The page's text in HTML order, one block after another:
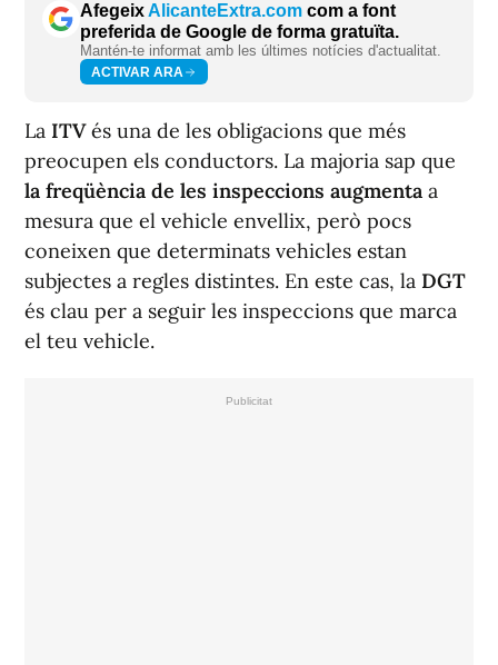
AfegeixAlicanteExtra.com com a font
preferida de Google de forma gratuïta.
Mantén-te informat amb les últimes notícies d'actualitat.
ACTIVAR ARA
La ITVés una de les obligacions que més
preocupen els conductors. La majoria sap que
la freqüència de les inspeccions augmenta a
mesura que el vehicle envellix, però pocs
coneixen que determinats vehicles estan
subjectes a regles distintes. En este cas, la DGT
és clau per a seguir les inspeccions que marca
el teu vehicle.